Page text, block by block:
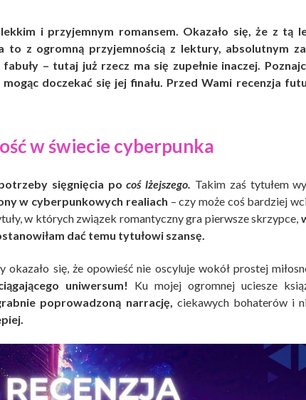
i przyjemnym romansem. Okazało się, że z tą
to z ogromną przyjemnością z lektury, absolutnym
– tutaj już rzecz ma się zupełnie inaczej.
doczekać się jej finału. Przed Wami recenzja
w świecie cyberpunka
sięgnięcia pocoś lżejszego. Takim zaś tytułem
w cyberpunkowych realiach – czy może coś bardziej
w których związek romantyczny gra pierwsze skrzypce,
dać temu tytułowi szansę.
okazało się, że opowieść nie oscyluje wokół prostej
uniwersum!
Ku mojej ogromnej uciesze
poprowadzoną narrację, ciekawych bohaterów i